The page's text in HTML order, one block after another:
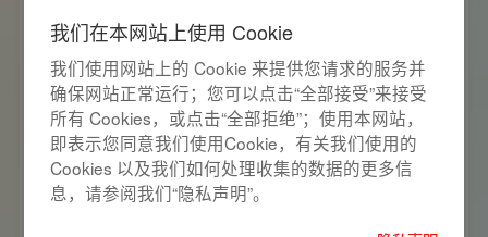
越长越好(因为铜片长度决定了插座距离的大
小，插孔间距越宽二三插同时插入越方便)。
联塑建材告诉你空气开关频繁跳闸的核心
原因与技术对策
电路稳定、开关可靠是用电安全的基础，空开
频繁跳闸大多源于电压波动、配件适配性不足
或防护结构设计缺陷。联塑建材依托成熟的电
气研发与工程应用经验，打造高品质家装开关
电气套装产品，结构设计科学、稳压防护性能
优异，可有效应对电压瞬变、电网波动等场
景，减少无故跳闸、误跳闸等故障问题。
发布时间：2026-08-01 10:08:22 浏览数：210
家居多媒体布线箱选购指南，专业家用开
关电气套装厂家为您详解
多媒体箱大多暗装在入户大门两侧，既是家居
我们在本网站上使用 Cookie
我们使用网站上的 Cookie 来提供您请求的服务并
确保网站正常运行；您可以点击“全部接受”来接受
所有 Cookies，或点击“全部拒绝”；使用本网站，
即表示您同意我们使用Cookie，有关我们使用的
Cookies 以及我们如何处理收集的数据的更多信
息，请参阅我们“隐私声明”。